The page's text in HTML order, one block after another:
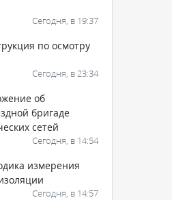
Сегодня, в 19:37
по осмотру
Сегодня, в 23:34
об
бригаде
сетей
Сегодня, в 14:54
измерения
Сегодня, в 14:57